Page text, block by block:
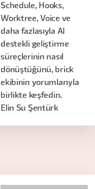
Schedule, Hooks,
Worktree, Voice ve
daha fazlasıyla AI
destekli geliştirme
süreçlerinin nasıl
dönüştüğünü, brick
ekibinin yorumlarıyla
birlikte keşfedin.
Elin Su Şentürk